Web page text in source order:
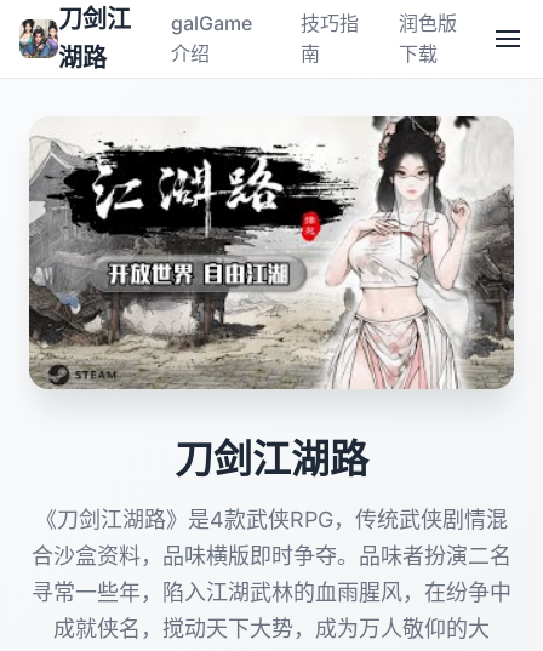
刀剑江
湖路
galGame
介绍
技巧指
南
润色版
下载
刀剑江湖路
《刀剑江湖路》是4款武侠RPG，传统武侠剧情混
合沙盒资料，品味横版即时争夺。品味者扮演二名
寻常一些年，陷入江湖武林的血雨腥风，在纷争中
成就侠名，搅动天下大势，成为万人敬仰的大